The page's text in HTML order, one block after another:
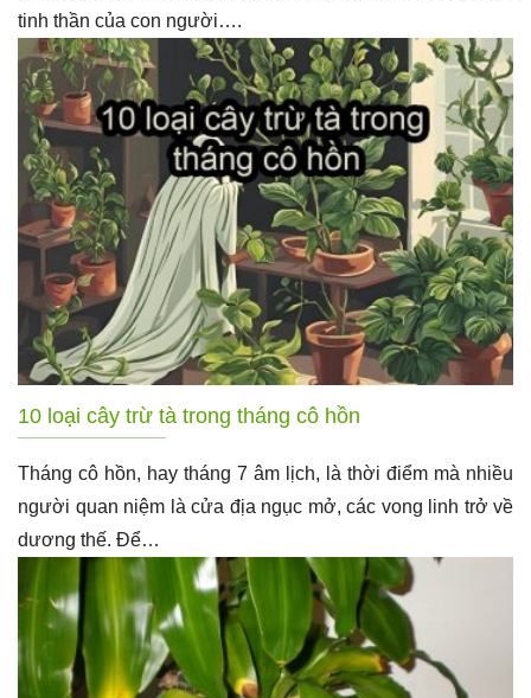
tinh thần của con người….
10 loại cây trừ tà trong tháng cô hồn
Tháng cô hồn, hay tháng 7 âm lịch, là thời điểm mà nhiều
người quan niệm là cửa địa ngục mở, các vong linh trở về
dương thế. Để…